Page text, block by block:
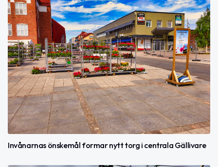
Invånarnas önskemål formar nytt torg i centrala Gällivare